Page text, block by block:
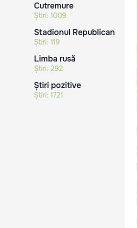
Cutremure
Știri: 1009
Stadionul Republican
Știri: 119
Limba rusă
Știri: 292
Știri pozitive
Știri: 1721